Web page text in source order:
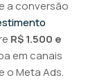
a conversão
R$ 1.500 e
em canais
o Meta Ads.